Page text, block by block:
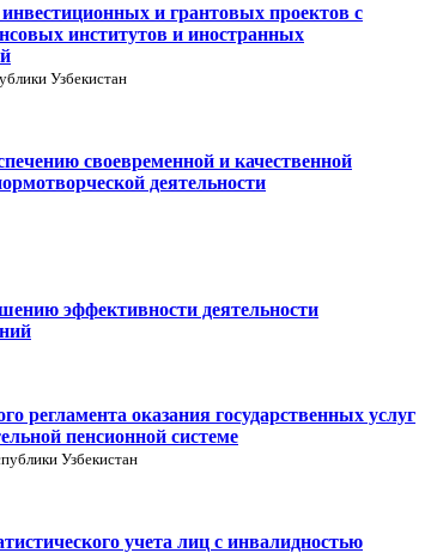
и грантовых проектов с
институтов и иностранных
Узбекистан
своевременной и качественной
деятельности
эффективности деятельности
регламента оказания государственных услуг
пенсионной системе
Узбекистан
учета лиц с инвалидностью